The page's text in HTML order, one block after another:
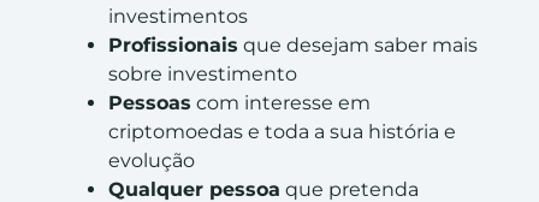
investimentos
Profissionais que desejam saber mais
sobre investimento
Pessoas com interesse em
criptomoedas e toda a sua história e
evolução
Qualquer pessoa que pretenda